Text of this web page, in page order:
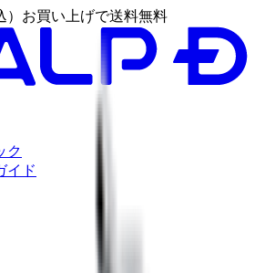
）お買い上げで送料無料
ク
イド